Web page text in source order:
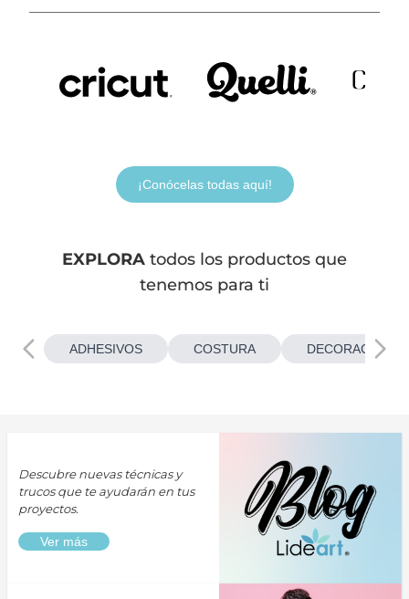
¡Conócelas todas aquí!
EXPLORA todos los productos que
tenemos para ti
ADHESIVOS COSTURA
Descubre nuevas técnicas y
trucos que te ayudarán en tus
proyectos.
Ver más